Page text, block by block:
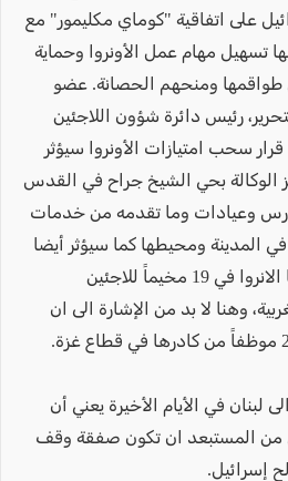
إسرائيل على اتفاقية "كوماي مكليمور" مع
تسهيل مهام عمل الأونروا وحماية
طواقمها ومنحهم الحصانة. عضو
رئيس دائرة شؤون اللاجئين
سحب امتيازات الأونروا سيؤثر
الوكالة بحي الشيخ جراح في القدس
وعيادات وما تقدمه من خدمات
في المدينة ومحيطها كما سيؤثر أيضا
على الخدمات التي تقدمها الانروا في 19 مخيماً للاجئين
وهنا لا بد من الإشارة الى ان
لبنان في الأيام الأخيرة يعني أن
من المستبعد ان تكون صفقة وقف
إسرائيل.